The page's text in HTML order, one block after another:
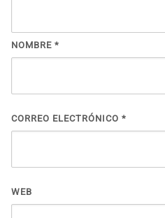
NOMBRE *
CORREO ELECTRÓNICO *
WEB